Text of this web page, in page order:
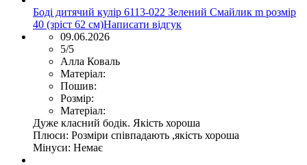
Боді дитячий кулір 6113-022 Зелений Смайлик m розмір
40 (зріст 62 см)Написати відгук
09.06.2026
5/5
Алла Коваль
Матеріал:
Пошив:
Розмір:
Матеріал:
Дуже класний бодік. Якість хороша
Плюси: Розміри співпадають ,якість хороша
Мінуси: Немає